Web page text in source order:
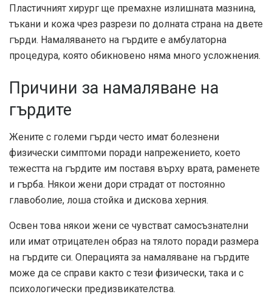
Пластичният хирург ще премахне излишната мазнина,
тъкани и кожа чрез разрези по долната страна на двете
гърди. Намаляването на гърдите е амбулаторна
процедура, която обикновено няма много усложнения.
Причини за намаляване на
гърдите
Жените с големи гърди често имат болезнени
физически симптоми поради напрежението, което
тежестта на гърдите им поставя върху врата, раменете
и гърба. Някои жени дори страдат от постоянно
главоболие, лоша стойка и дискова херния.
Освен това някои жени се чувстват самосъзнателни
или имат отрицателен образ на тялото поради размера
на гърдите си. Операцията за намаляване на гърдите
може да се справи както с тези физически, така и с
психологически предизвикателства.